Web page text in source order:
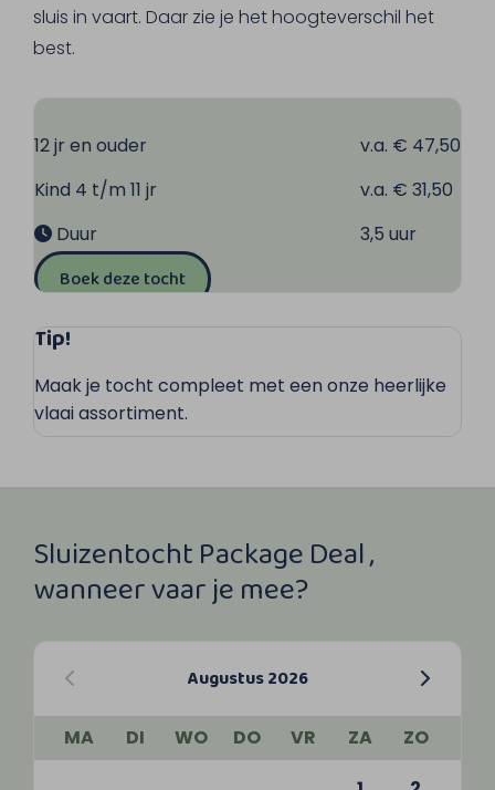
sluis in vaart. Daar zie je het hoogteverschil het
best.
12 jr en ouder
v.a. € 47,50
Kind 4 t/m 11 jr
v.a. € 31,50
Duur
3,5 uur
Boek deze tocht
Tip!
Maak je tocht compleet met een onze heerlijke
vlaai assortiment.
Sluizentocht Package Deal ,
wanneer vaar je mee?
Augustus 2026
MA DI WO DO VR ZA
ZO